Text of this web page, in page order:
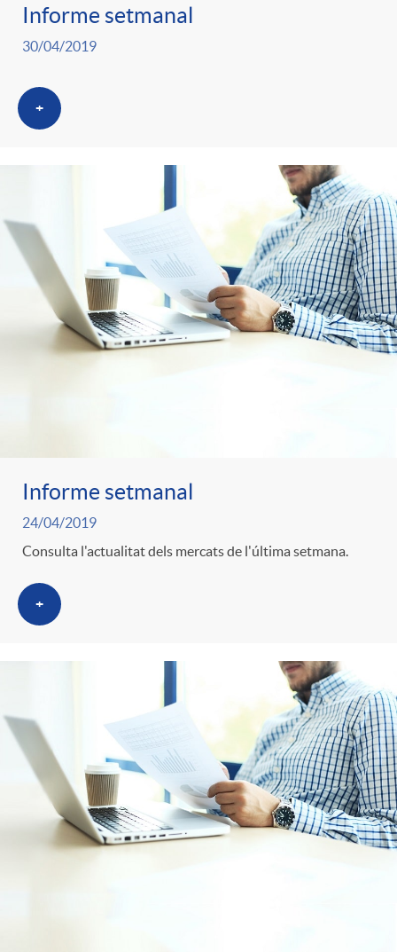
Informe setmanal
30/04/2019
+
Informe setmanal
24/04/2019
Consulta l'actualitat dels mercats de l'última setmana.
+